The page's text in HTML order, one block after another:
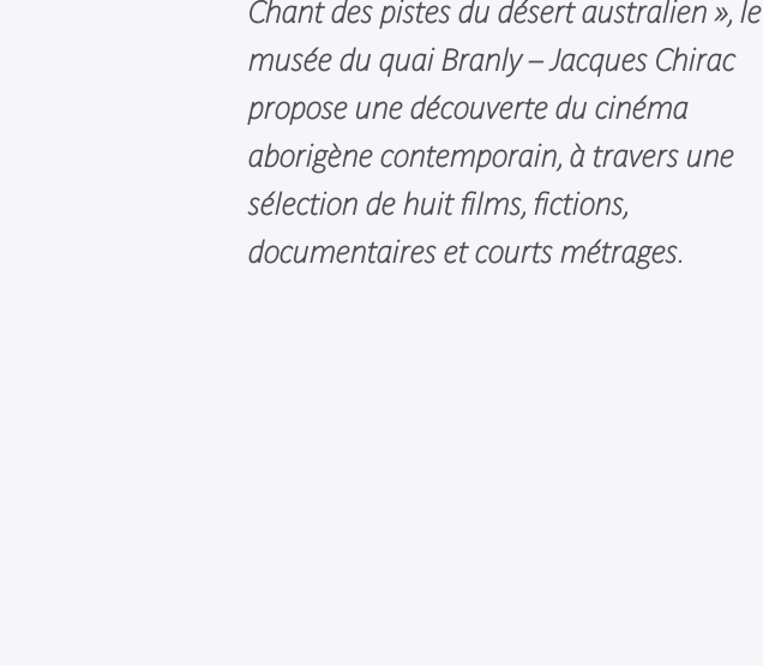
Chant des pistes du désert australien », le
musée du quai Branly – Jacques Chirac
propose une découverte du cinéma
aborigène contemporain, à travers une
sélection de huit films, fictions,
documentaires et courts métrages.